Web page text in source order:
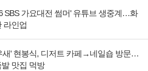
SBS 가요대전 썸머' 유튜브 생중계…화
라인업
새' 현봉식, 디저트 카페→네일숍 방문…
맛집 먹방